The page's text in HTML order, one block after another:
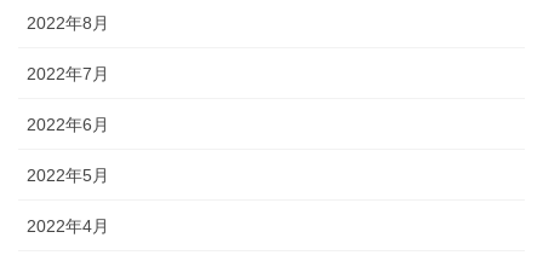
2022年8月
2022年7月
2022年6月
2022年5月
2022年4月